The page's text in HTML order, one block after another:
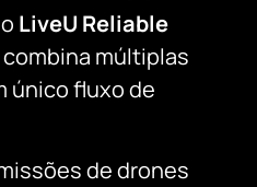
LiveU Reliable
combina múltiplas
único fluxo de
de drones